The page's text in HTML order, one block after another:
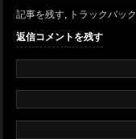
記事を残す, トラックバック
返信コメントを残す